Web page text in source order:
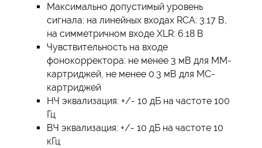
Максимально допустимый уровень
сигнала: на линейных входах RCA: 3.17 В,
на симметричном входе XLR: 6.18 В
Чувствительность на входе
фонокорректора: не менее 3 мВ для ММ-
картриджей, не менее 0.3 мВ для МС-
картриджей
НЧ эквализация: +/- 10 дБ на частоте 100
Гц
ВЧ эквализация: +/- 10 дБ на частоте 10
кГц